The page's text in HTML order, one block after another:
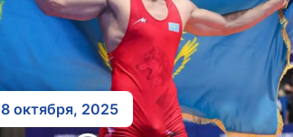
октября, 2025